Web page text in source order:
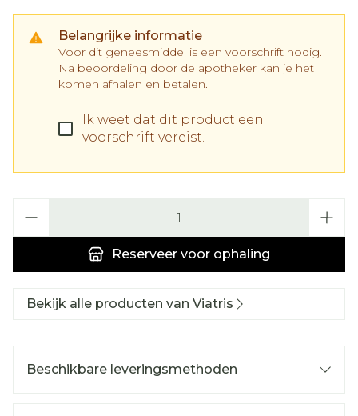
Belangrijke informatie
Voor dit geneesmiddel is een voorschrift nodig.
Na beoordeling door de apotheker kan je het
komen afhalen en betalen.
Ik weet dat dit product een
voorschrift vereist.
Reserveer voor ophaling
Bekijk alle producten van Viatris
Beschikbare leveringsmethoden